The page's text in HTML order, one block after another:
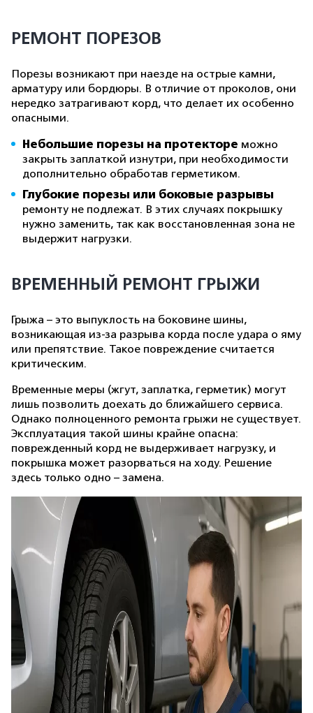
РЕМОНТ ПОРЕЗОВ
Порезы возникают при наезде на острые камни,
арматуру или бордюры. В отличие от проколов, они
нередко затрагивают корд, что делает их особенно
опасными.
Небольшие порезы на протекторе можно
закрыть заплаткой изнутри, при необходимости
дополнительно обработав герметиком.
Глубокие порезы или боковые разрывы
ремонту не подлежат. В этих случаях покрышку
нужно заменить, так как восстановленная зона не
выдержит нагрузки.
ВРЕМЕННЫЙ РЕМОНТ ГРЫЖИ
Грыжа – это выпуклость на боковине шины,
возникающая из-за разрыва корда после удара о яму
или препятствие. Такое повреждение считается
критическим.
Временные меры (жгут, заплатка, герметик) могут
лишь позволить доехать до ближайшего сервиса.
Однако полноценного ремонта грыжи не существует.
Эксплуатация такой шины крайне опасна:
поврежденный корд не выдерживает нагрузку, и
покрышка может разорваться на ходу. Решение
здесь только одно – замена.